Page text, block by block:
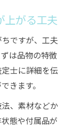
上がる工夫
ですが、工夫
は品物の特徴
士に詳細を伝
きます。
、素材などか
態や付属品が